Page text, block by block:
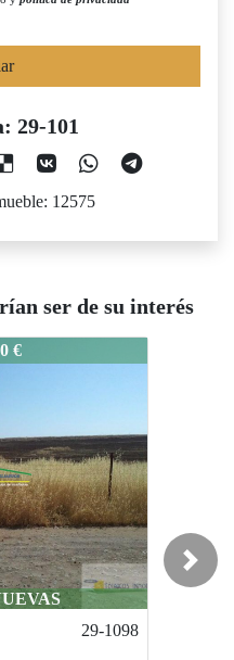
29-101
12575
ser de su interés
€
URBANO
650-M
Next